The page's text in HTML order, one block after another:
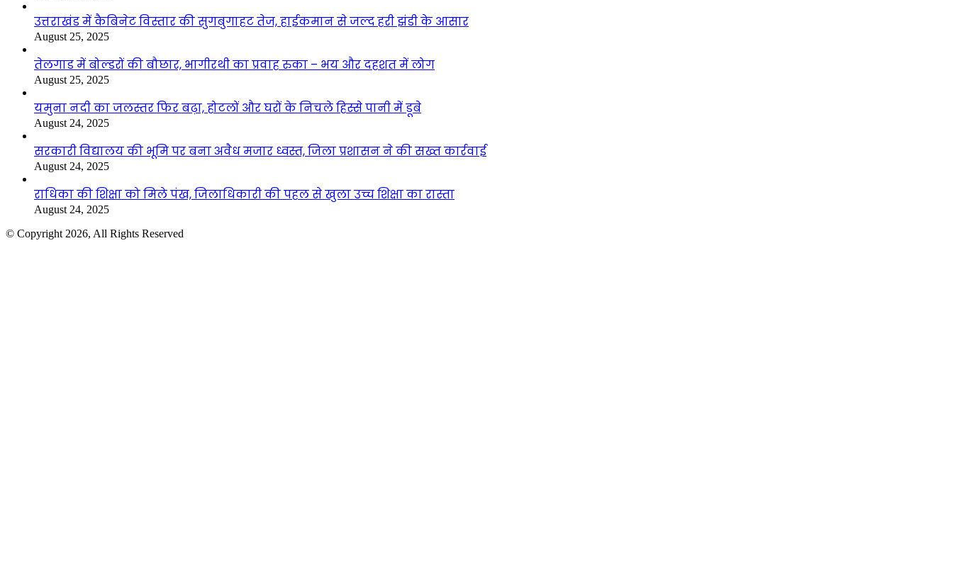
उत्तराखंड में कैबिनेट विस्तार की सुगबुगाहट तेज, हाईकमान से जल्द हरी झंडी के आसार
August 25, 2025
तेलगाड में बोल्डरों की बौछार, भागीरथी का प्रवाह रुका – भय और दहशत में लोग
August 25, 2025
यमुना नदी का जलस्तर फिर बढ़ा, होटलों और घरों के निचले हिस्से पानी में डूबे
August 24, 2025
सरकारी विद्यालय की भूमि पर बना अवैध मजार ध्वस्त, जिला प्रशासन ने की सख्त कार्रवाई
August 24, 2025
राधिका की शिक्षा को मिले पंख, जिलाधिकारी की पहल से खुला उच्च शिक्षा का रास्ता
August 24, 2025
© Copyright 2026, All Rights Reserved